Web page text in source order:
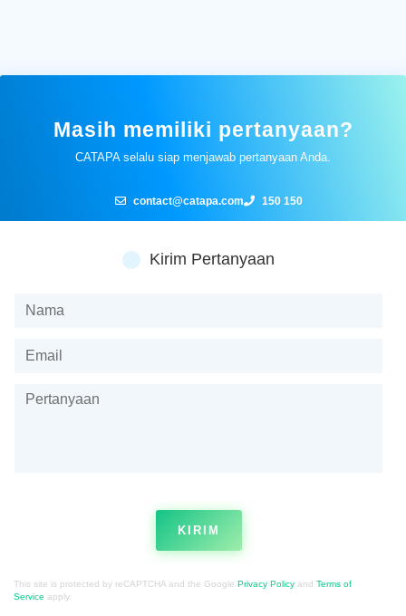
Masih memiliki pertanyaan?
CATAPA selalu siap menjawab pertanyaan Anda.
contact@catapa.com 150 150
Kirim Pertanyaan
KIRIM
This site is protected by reCAPTCHA and the Google Privacy Policy and Terms of
Service apply.